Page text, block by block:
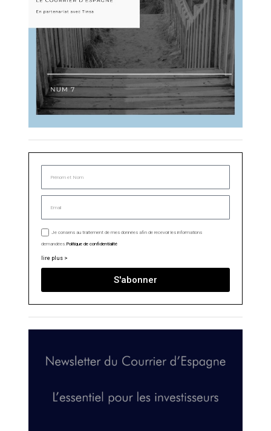
Je consens au traitement de mes données afin de recevoir les informations
demandées.Politique de confidentialité
lire plus >
S'abonner